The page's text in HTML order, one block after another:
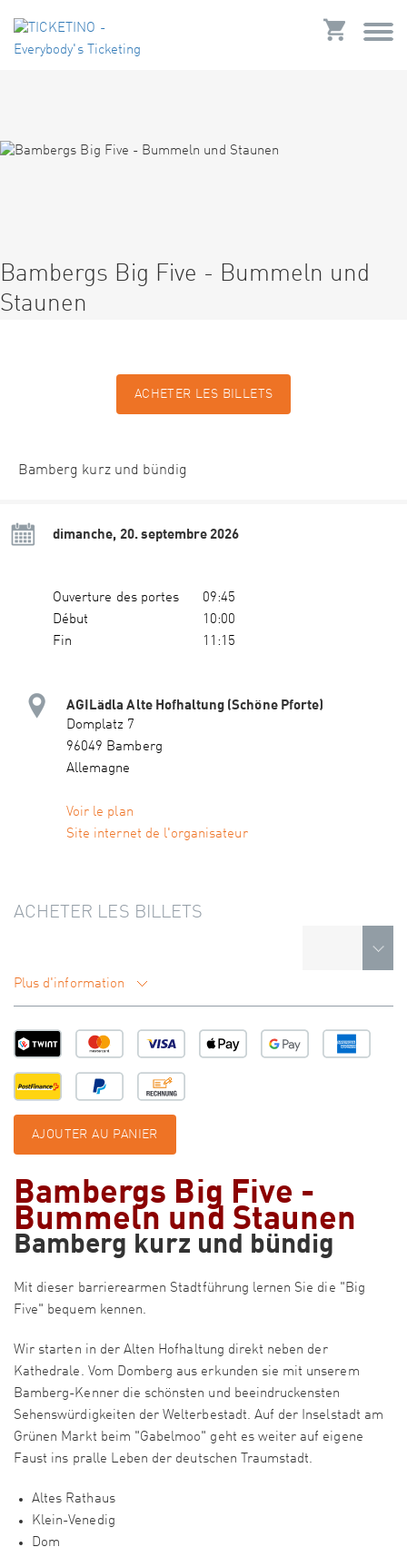
Bambergs Big Five - Bummeln und
Staunen
ACHETER LES BILLETS
Bamberg kurz und bündig
dimanche, 20. septembre 2026
Ouverture des portes
09:45
Début
10:00
Fin
11:15
AGILädla Alte Hofhaltung (Schöne Pforte)
Domplatz 7
96049 Bamberg
Allemagne
Voir le plan
Site internet de l'organisateur
ACHETER LES BILLETS
Plus d'information
AJOUTER AU PANIER
Bambergs Big Five -
Bummeln und Staunen
Bamberg kurz und bündig
Mit dieser barrierearmen Stadtführung lernen Sie die "Big
Five" bequem kennen.
Wir starten in der Alten Hofhaltung direkt neben der
Kathedrale. Vom Domberg aus erkunden sie mit unserem
Bamberg-Kenner die schönsten und beeindruckensten
Sehenswürdigkeiten der Welterbestadt. Auf der Inselstadt am
Grünen Markt beim "Gabelmoo" geht es weiter auf eigene
Faust ins pralle Leben der deutschen Traumstadt.
Altes Rathaus
Klein-Venedig
Dom